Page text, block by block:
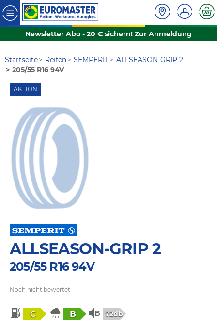
Newsletter Abo - 20 € sichern! Zur Anmeldung
Startseite Reifen SEMPERIT
ALLSEASON-GRIP 2
205/55 R16 94V
AKTION
ALLSEASON-GRIP 2
205/55 R16 94V
Noch nicht bewertet
C B 72db